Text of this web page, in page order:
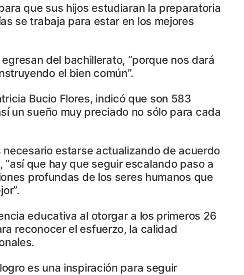
que sus hijos estudiaran la preparatoria
se trabaja para estar en los mejores
del bachillerato, “porque nos dará
el bien común”.
Bucio Flores, indicó que son 583
un sueño muy preciado no sólo para cada
estarse actualizando de acuerdo
que hay que seguir escalando paso a
profundas de los seres humanos que
educativa al otorgar a los primeros 26
reconocer el esfuerzo, la calidad
es una inspiración para seguir